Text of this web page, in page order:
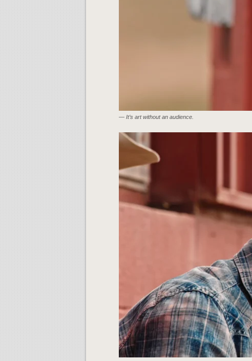
— It’s art without an audience.